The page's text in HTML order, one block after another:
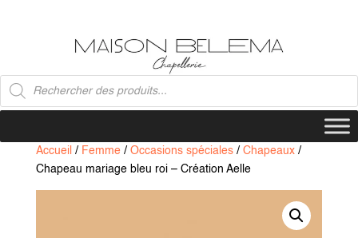
Recherche
de
produits
Accueil / Femme/ Occasions spéciales/ Chapeaux/
Chapeau mariage bleu roi – Création Aelle